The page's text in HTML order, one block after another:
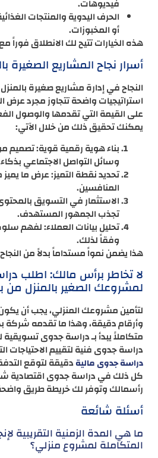
فيديوهات.
الحرف اليدوية والمنتجات
أو المخبوزات.
هذه الخيارات تتيح لك الانطلاق فوراً
أسرار نجاح المشاريع الصغيرة
النجاح في إدارة مشاريع صغيرة
استراتيجيات واضحة تتجاوز مجرد عرض
على القيمة التي تقدمها والوصول
يمكنك تحقيق ذلك من خلال الآتي:
بناء هوية رقمية قوية: تصميم
وسائل التواصل الاجتماعي
تحديد نقطة التميز: عرض ما
المنافسين.
الاستثمار في التسويق
تجذب الجمهور المستهدف.
تحليل بيانات العملاء: لفهم
وفقاً لذلك.
هذا يضمن نمواً مستداماً بدلاً من
لا تخاطر برأس مالك: اطلب
لمشروعك الصغير بالمنزل من
لتأمين مشروعك المنزلي، يجب أن
وأرقام دقيقة، وهذا ما تقدمه شركة
متكاملاً يبدأ بـ دراسة جدوى تسويقية
دراسة جدوى فنية لتقييم الاحتياجات
دراسة جدوى ماليةدقيقة لتوقع
كل ذلك في دراسة جدوى اقتصادية
رأسمالك وتوفر لك خريطة طريق
أسئلة شائعة
ما هي المدة الزمنية التقريبية
المتكاملة لمشروع منزلي؟